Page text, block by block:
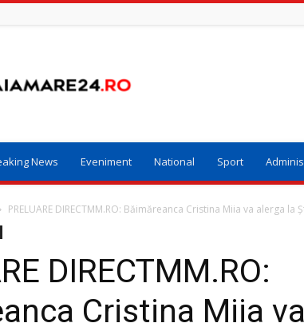
News Eveniment National Sport
PRELUARE DIRECTMM.RO: Băimăreanca Cristina Miia va alerga
DIRECTMM.RO:
Cristina Miia